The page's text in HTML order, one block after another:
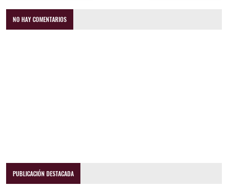
NO HAY COMENTARIOS
PUBLICACIÓN DESTACADA